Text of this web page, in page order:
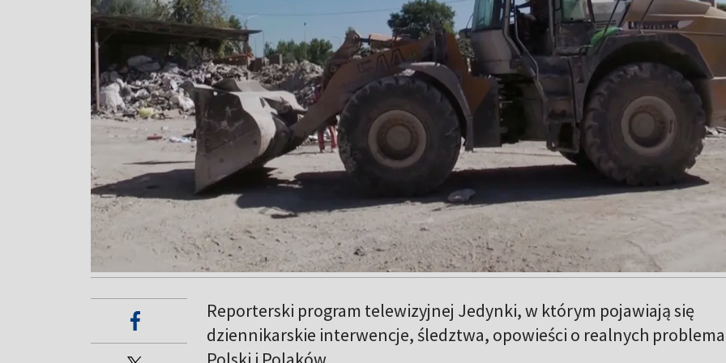
Reporterski program telewizyjnej Jedynki, w którym pojawiają się
dziennikarskie interwencje, śledztwa, opowieści o realnych